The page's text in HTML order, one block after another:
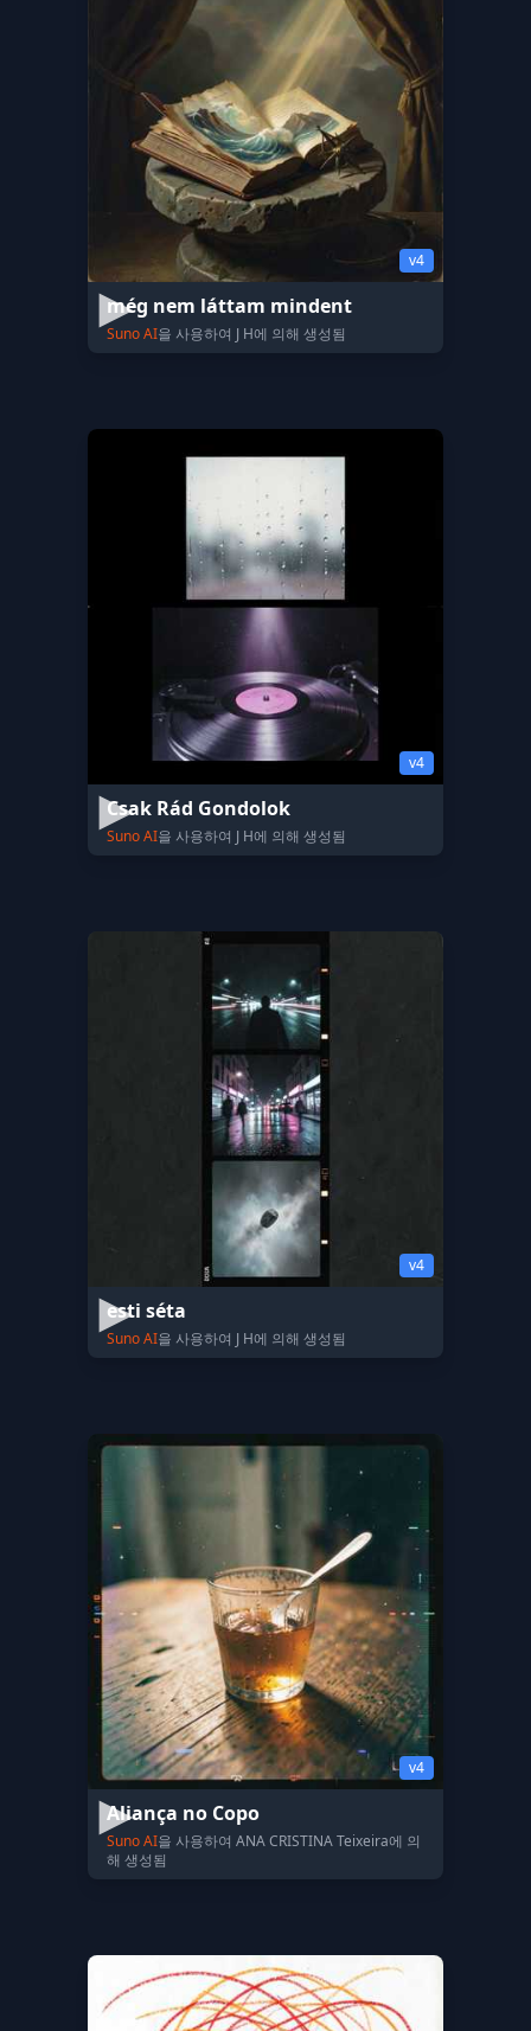
v4
még nem láttam mindent
Suno AI을 사용하여 J H에 의해 생성됨
v4
Csak Rád Gondolok
Suno AI을 사용하여 J H에 의해 생성됨
v4
esti séta
Suno AI을 사용하여 J H에 의해 생성됨
v4
Aliança no Copo
Suno AI을 사용하여 ANA CRISTINA Teixeira에 의
해 생성됨